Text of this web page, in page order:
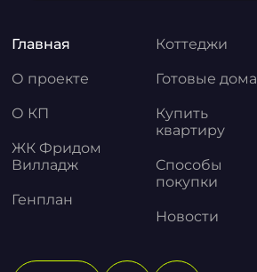
Главная
О проекте
О КП
ЖК Фридом
Вилладж
Генплан
Коттеджи
Готовые дома
Купить
квартиру
Способы
покупки
Новости